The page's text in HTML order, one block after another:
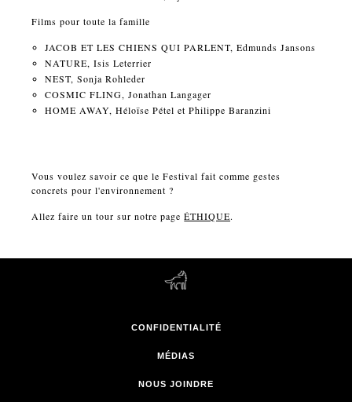
Films pour toute la famille
JACOB ET LES CHIENS QUI PARLENT, Edmunds Jansons
NATURE, Isis Leterrier
NEST, Sonja Rohleder
COSMIC FLING, Jonathan Langager
HOME AWAY, Héloïse Pétel et Philippe Baranzini
Vous voulez savoir ce que le Festival fait comme gestes
concrets pour l'environnement ?
Allez faire un tour sur notre pageÉTHIQUE.
CONFIDENTIALITÉ
MÉDIAS
NOUS JOINDRE